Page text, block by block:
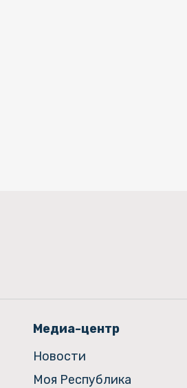
Медиа-центр
Новости
Моя Республика